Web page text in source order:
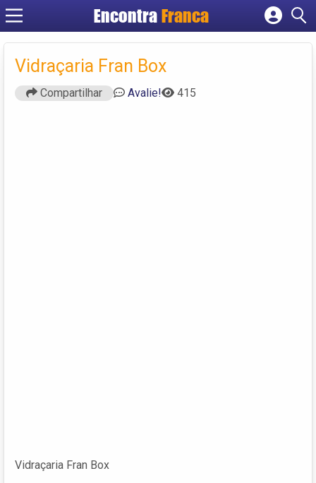
Encontra Franca
Cadastrar empresa
Criar conta
Vidraçaria Fran Box
Compartilhar Avalie! 415
Vidraçaria Fran Box